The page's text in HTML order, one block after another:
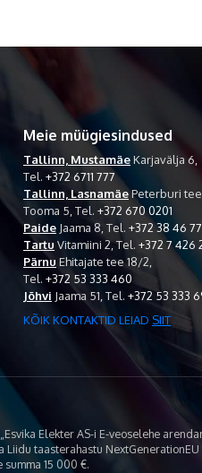
Meie müügiesindused
Tallinn, MustamäeKarjavälja 6,
Tel. +372 6711 777
Tallinn, LasnamäePeterburi
Tooma 5, Tel. +372 670 0201
Paide Jaama 8, Tel. +372 38 46
Tartu Vitamiini 2,Tel. +372 7 426
Pärnu Ehitajate tee 18/2,
Tel. +372 53 333 460
Jõhvi Jaama 51, Tel. +372 53 333
KÕIK KONTAKTID LEIAD SIIT
Elekter AS-i E-veoselehe
Liidu taasterahastu
summa 15 000 €.